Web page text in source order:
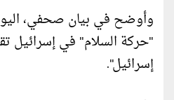
وأوضح في بيان صحفي،
"حركة السلام" في إسرائيل
إسرائيل".